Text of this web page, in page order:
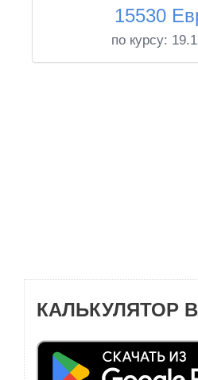
15530
по курсу:
КАЛЬКУЛЯТОР